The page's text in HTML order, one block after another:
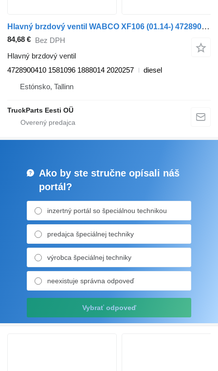
Hlavný brzdový ventil WABCO XF106 (01.14-) 4728900410 na ťahača DAF XF106 (2014-)
84,68 € Bez DPH
Hlavný brzdový ventil
4728900410 1581096 1888014 2020257
diesel
Estónsko, Tallinn
TruckParts Eesti OÜ
Ako by ste stručne opísali náš
portál?
inzertný portál so špeciálnou technikou
predajca špeciálnej techniky
výrobca špeciálnej techniky
neexistuje správna odpoveď
Vybrať odpoveď